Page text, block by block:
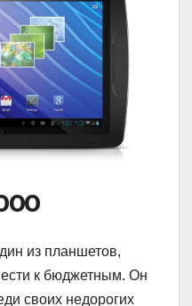
из планшетов,
к бюджетным. Он
своих недорогих